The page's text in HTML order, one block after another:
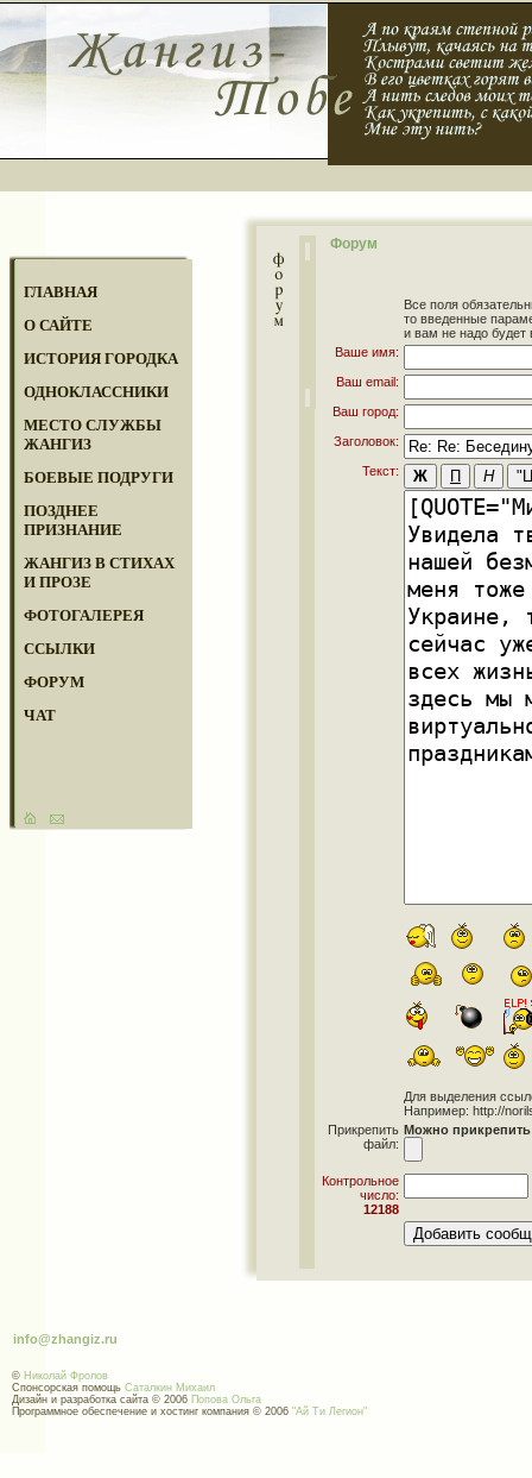
ГЛАВНАЯ
О САЙТЕ
ИСТОРИЯ ГОРОДКА
ОДНОКЛАССНИКИ
МЕСТО СЛУЖБЫ
ЖАНГИЗ
БОЕВЫЕ ПОДРУГИ
ПОЗДНЕЕ
ПРИЗНАНИЕ
ЖАНГИЗ В СТИХАХ
И ПРОЗЕ
ФОТОГАЛЕРЕЯ
ССЫЛКИ
ФОРУМ
ЧАТ
Форум
Все поля
то введенные
и вам не надо будет
Ваше имя:
Ваш email:
Ваш город:
Заголовок:
Текст:
Для выделения
Например: http://
Прикрепить
файл:
Можно
Контрольное
число:
12188
info@zhangiz.ru
© Николай Фролов
Спонсорская помощь Саталкин Михаил
Дизайн и разработка сайта © 2006 Попова Ольга
Программное обеспечение и хостинг компания © 2006 "Ай Ти Легион"